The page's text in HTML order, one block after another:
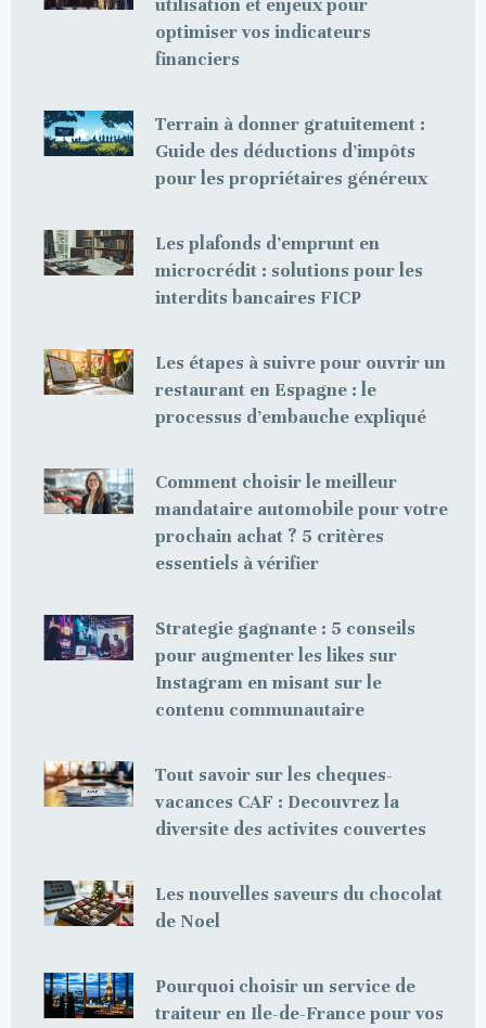
utilisation et enjeux pour
optimiser vos indicateurs
financiers
Terrain à donner gratuitement :
Guide des déductions d’impôts
pour les propriétaires généreux
Les plafonds d’emprunt en
microcrédit : solutions pour les
interdits bancaires FICP
Les étapes à suivre pour ouvrir un
restaurant en Espagne : le
processus d’embauche expliqué
Comment choisir le meilleur
mandataire automobile pour votre
prochain achat ? 5 critères
essentiels à vérifier
Strategie gagnante : 5 conseils
pour augmenter les likes sur
Instagram en misant sur le
contenu communautaire
Tout savoir sur les cheques-
vacances CAF : Decouvrez la
diversite des activites couvertes
Les nouvelles saveurs du chocolat
de Noel
Pourquoi choisir un service de
traiteur en Ile-de-France pour vos